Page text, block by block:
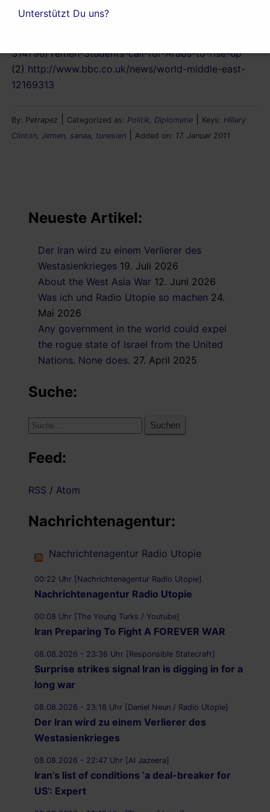
Quellen:
314796/Yemen-Students-call-for-Arabs-to-rise-up
(2) http://www.bbc.co.uk/news/world-middle-east-
12169313
By: Petrapez Categorized as: Politik, Diplomatie Keys: Hillary
Clinton Jemen sanaa tunesien Added on: 17. Januar 2011
Neueste Artikel:
Der Iran wird zu einem Verlierer des
Westasienkrieges 19. Juli 2026
About the West Asia War 12. Juni 2026
Was ich und Radio Utopie so machen 24.
Mai 2026
Any government in the world could expel
the rogue state of Israel from the United
Nations. None does. 27. April 2025
Suche:
Suche
Feed:
RSS / Atom
Nachrichtenagentur:
Nachrichtenagentur Radio Utopie
00:22 Uhr [Nachrichtenagentur Radio Utopie]
Nachrichtenagentur Radio Utopie
00:08 Uhr [The Young Turks / Youtube]
Iran Preparing To Fight A FOREVER WAR
08.08.2026 - 23:36 Uhr [Responsible Statecraft]
Surprise strikes signal Iran is digging in for a
long war
08.08.2026 - 23:18 Uhr [Daniel Neun / Radio Utopie]
Der Iran wird zu einem Verlierer des
Westasienkrieges
08.08.2026 - 22:47 Uhr [Al Jazeera]
Iran’s list of conditions ‘a deal-breaker for
US’: Expert
Unterstützt Du uns?